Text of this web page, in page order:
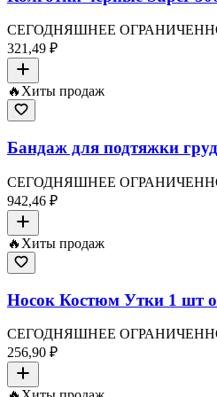
СЕГОДНЯШНЕЕ
321,49 ₽
🔥Хиты продаж
Бандаж для подтяжки
СЕГОДНЯШНЕЕ
942,46 ₽
🔥 Хиты продаж
Носок Костюм Утки 1 шт
СЕГОДНЯШНЕЕ
256,90 ₽